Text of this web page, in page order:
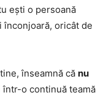
ești o persoană
înconjoară, oricât de
înseamnă că nu
într-o continuă teamă